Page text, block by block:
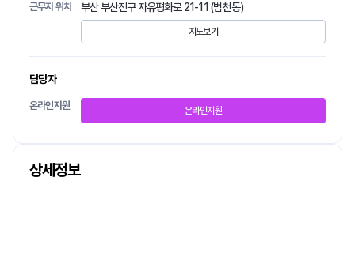
근무지 위치 부산 부산진구 자유평화로 21-11 (범천동)
지도보기
담당자
온라인지원 온라인지원
상세정보